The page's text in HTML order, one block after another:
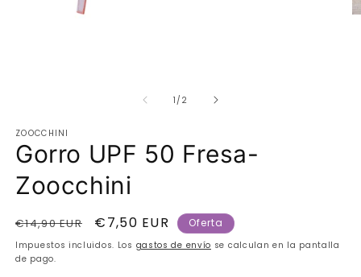
una
ventana
modal
1 /de2
ZOOCCHINI
Gorro UPF 50 Fresa-
Zoocchini
Precio
habitual
€14,90 EUR
Precio
de
€7,50 EUR Oferta
Impuestos incluidos. Los gastos de envío se calculan en la pantalla
de pago.